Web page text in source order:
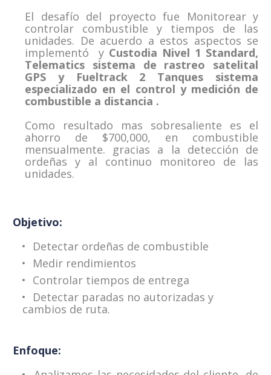
El desafío del proyecto fue Monitorear y
controlar combustible y tiempos de las
unidades. De acuerdo a estos aspectos se
implementó y Custodia Nivel 1 Standard,
Telematics sistema de rastreo satelital
GPS y Fueltrack 2 Tanques sistema
especializado en el control y medición de
combustible a distancia .
Como resultado mas sobresaliente es el
ahorro de $700,000, en combustible
mensualmente. gracias a la detección de
ordeñas y al continuo monitoreo de las
unidades.
Objetivo:
Detectar ordeñas de combustible
Medir rendimientos
Controlar tiempos de entrega
Detectar paradas no autorizadas y
cambios de ruta.
Enfoque: